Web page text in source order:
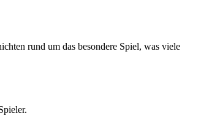
rund um das besondere Spiel, was viele